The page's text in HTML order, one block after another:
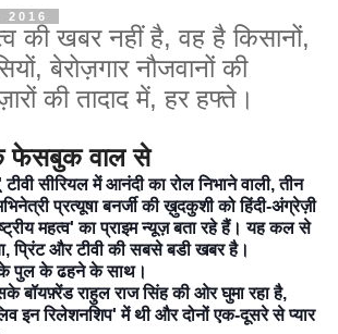
की खबर नहीं है, वह है किसानों,
बेरोज़गार नौजवानों की
की तादाद में, हर हफ्ते।
फेसबुक वाल से
सीरियल में आनंदी का रोल निभाने वाली, तीन
प्रत्यूषा बनर्जी की ख़ुदकुशी को हिंदी-अंग्रेज़ी
महत्व' का प्राइम न्यूज़ बता रहे हैं। यह कल से
प्रिंट और टीवी की सबसे बडी खबर है।
पुल के ढहने के साथ।
बॉयफ़्रेंड राहुल राज सिंह की ओर घुमा रहा है,
इन रिलेशनशिप' में थी और दोनों एक-दूसरे से प्यार